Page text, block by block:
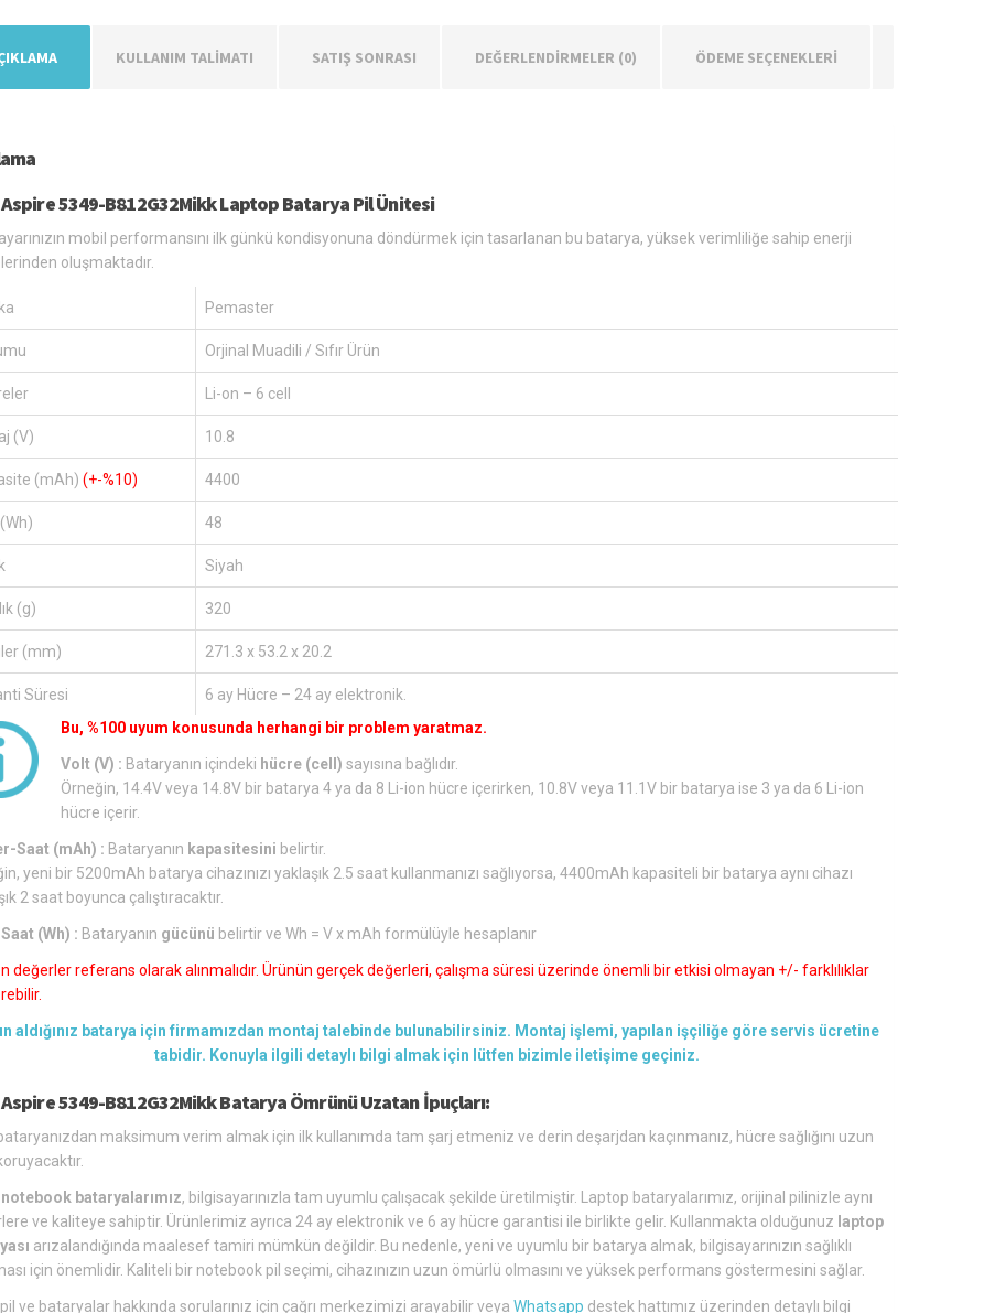
KULLANIM TALİMATI SATIŞ SONRASI DEĞERLENDIRMELER (0) ÖDEME SEÇENEKLERİ
5349-B812G32Mikk Laptop Batarya Pil Ünitesi
mobil performansını ilk günkü kondisyonuna döndürmek için tasarlanan bu batarya, yüksek verimliliğe sahip enerji
oluşmaktadır.
Pemaster
Orjinal Muadili / Sıfır Ürün
Li-on – 6 cell
(V) 10.8
(mAh) (+-%10) 4400
48
Siyah
(g) 320
(mm) 271.3 x 53.2 x 20.2
Süresi
6 ay Hücre – 24 ay elektronik.
Bu, %100 uyum konusunda herhangi bir problem yaratmaz.
Volt (V) : Bataryanın içindeki hücre (cell) sayısına bağlıdır.
Örneğin, 14.4V veya 14.8V bir batarya 4 ya da 8 Li-ion hücre içerirken, 10.8V veya 11.1V bir batarya ise 3 ya da 6 Li-ion
hücre içerir.
Saat (mAh) : Bataryanın kapasitesini belirtir.
yeni bir 5200mAh batarya cihazınızı yaklaşık 2.5 saat kullanmanızı sağlıyorsa, 4400mAh kapasiteli bir batarya aynı cihazı
2 saat boyunca çalıştıracaktır.
(Wh) : Bataryanın gücünü belirtir ve Wh = V x mAh formülüyle hesaplanır
değerler referans olarak alınmalıdır. Ürünün gerçek değerleri, çalışma süresi üzerinde önemli bir etkisi olmayan +/- farklılıklar
aldığınız batarya için firmamızdan montaj talebinde bulunabilirsiniz. Montaj işlemi, yapılan işçiliğe göre servis ücretine
tabidir. Konuyla ilgili detaylı bilgi almak için lütfen bizimle iletişime geçiniz.
5349-B812G32Mikk Batarya Ömrünü Uzatan İpuçları:
maksimum verim almak için ilk kullanımda tam şarj etmeniz ve derin deşarjdan kaçınmanız, hücre sağlığını uzun
bataryalarımız, bilgisayarınızla tam uyumlu çalışacak şekilde üretilmiştir. Laptop bataryalarımız, orijinal pilinizle aynı
ve kaliteye sahiptir. Ürünlerimiz ayrıca 24 ay elektronik ve 6 ay hücre garantisi ile birlikte gelir. Kullanmakta olduğunuz laptop
arızalandığında maalesef tamiri mümkün değildir. Bu nedenle, yeni ve uyumlu bir batarya almak, bilgisayarınızın sağlıklı
için önemlidir. Kaliteli bir notebook pil seçimi, cihazınızın uzun ömürlü olmasını ve yüksek performans göstermesini sağlar.
ve bataryalar hakkında sorularınız için çağrı merkezimizi arayabilir veya Whatsapp destek hattımız üzerinden detaylı bilgi